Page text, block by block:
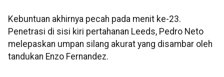
Kebuntuan akhirnya pecah pada menit ke-23.
Penetrasi di sisi kiri pertahanan Leeds, Pedro Neto
melepaskan umpan silang akurat yang disambar oleh
tandukan Enzo Fernandez.